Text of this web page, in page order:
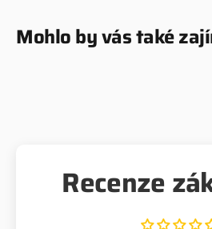
Mohlo by vás také
Recenze